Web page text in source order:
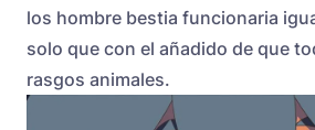
los hombre bestia funcionaria
solo que con el añadido de que
rasgos animales.